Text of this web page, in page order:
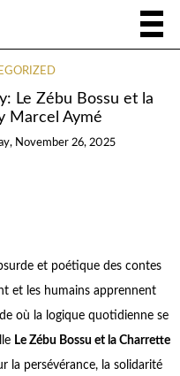
Le Zébu Bossu et la
Marcel Aymé
November 26, 2025
et poétique des contes
et les humains apprennent
où la logique quotidienne se
Le Zébu Bossu et la Charrette
persévérance, la solidarité